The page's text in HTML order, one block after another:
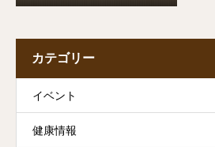
カテゴリー
イベント
健康情報